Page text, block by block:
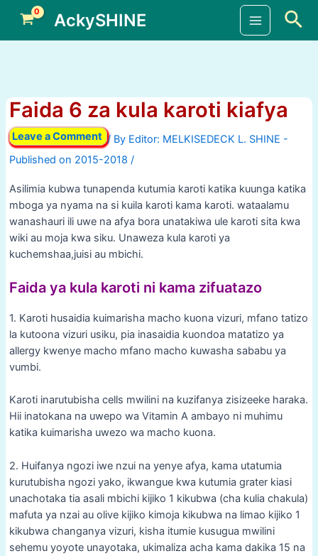
content
AckySHINE
Main
Faida 6 za kula karoti kiafya
Leave a Comment / By
/
Asilimia kubwa tunapenda kutumia karoti katika kuunga katika
mboga ya nyama na si kuila karoti kama karoti. wataalamu
wanashauri ili uwe na afya bora unatakiwa ule karoti sita kwa
wiki au moja kwa siku. Unaweza kula karoti ya
kuchemshaa,juisi au mbichi.
Faida ya kula karoti ni kama zifuatazo
1. Karoti husaidia kuimarisha macho kuona vizuri, mfano tatizo
la kutoona vizuri usiku, pia inasaidia kuondoa matatizo ya
allergy kwenye macho mfano macho kuwasha sababu ya
vumbi.
Karoti inarutubisha cells mwilini na kuzifanya zisizeeke haraka.
Hii inatokana na uwepo wa Vitamin A ambayo ni muhimu
katika kuimarisha uwezo wa macho kuona.
2. Huifanya ngozi iwe nzui na yenye afya, kama utatumia
kurutubisha ngozi yako, ikwangue kwa kutumia grater kiasi
unachotaka tia asali mbichi kijiko 1 kikubwa (cha kulia chakula)
mafuta ya nzai au olive kijiko kimoja kikubwa na limao kijiko 1
kikubwa changanya vizuri, kisha itumie kusugua mwilini
sehemu yoyote unayotaka, ukimaliza acha kama dakika 15 na